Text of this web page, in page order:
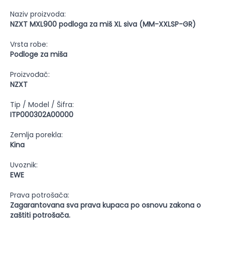
Naziv proizvoda:
NZXT MXL900 podloga za miš XL siva (MM-XXLSP-GR)
Vrsta robe:
Podloge za miša
Proizvođač:
NZXT
Tip / Model / Šifra:
ITP000302A00000
Zemlja porekla:
Kina
Uvoznik:
EWE
Prava potrošača:
Zagarantovana sva prava kupaca po osnovu zakona o
zaštiti potrošača.